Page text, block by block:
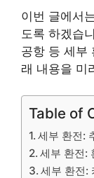
이번 글에서
도록 하겠습
공항 등 세부
래 내용을 미
Table of
세부 환전:
세부 환전:
세부 환전: